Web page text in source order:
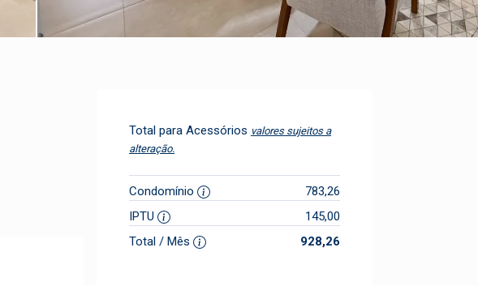
Total para Acessórios valores sujeitos a
alteração.
Condomínio
783,26
IPTU
145,00
Total / Mês
928,26